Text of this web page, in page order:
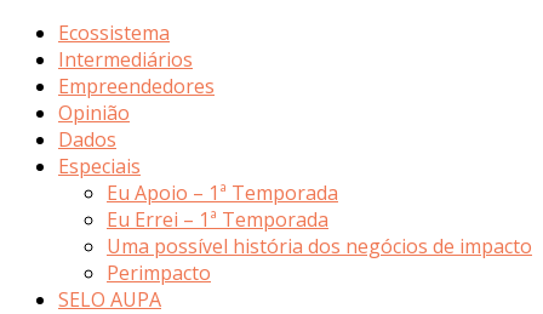
Ecossistema
Intermediários
Empreendedores
Opinião
Dados
Especiais
Eu Apoio – 1ª Temporada
Eu Errei – 1ª Temporada
Uma possível história dos negócios de impacto
Perimpacto
SELO AUPA